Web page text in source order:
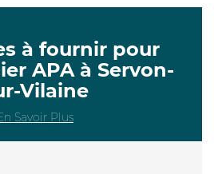
à fournir pour
APA à Servon-
Vilaine
Savoir Plus